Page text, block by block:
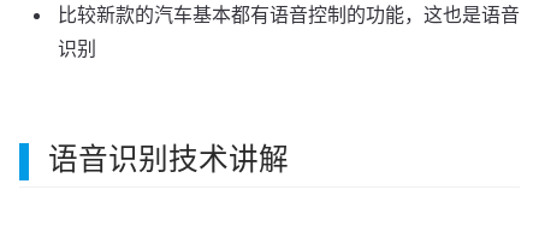
比较新款的汽车基本都有语音控制的功能，这也是语音
识别
语音识别技术讲解